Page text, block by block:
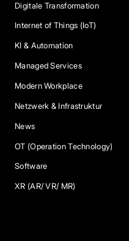
Digitale Transformation
Internet of Things (IoT)
KI & Automation
Managed Services
Modern Workplace
Netzwerk & Infrastruktur
News
OT (Operation Technology)
Software
XR (AR/ VR/ MR)